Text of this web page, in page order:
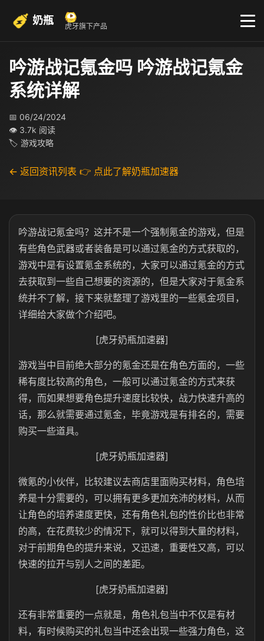
奶瓶 虎牙旗下产品
吟游战记氪金吗 吟游战记氪金
系统详解
📅 06/24/2024
👁 3.7k 阅读
🏷 游戏攻略
← 返回资讯列表 👉 点此了解奶瓶加速器
吟游战记氪金吗？这并不是一个强制氪金的游戏，但是
有些角色武器或者装备是可以通过氪金的方式获取的，
游戏中是有设置氪金系统的，大家可以通过氪金的方式
去获取到一些自己想要的资源的，但是大家对于氪金系
统并不了解，接下来就整理了游戏里的一些氪金项目，
详细给大家做个介绍吧。
[虎牙奶瓶加速器]
游戏当中目前绝大部分的氪金还是在角色方面的，一些
稀有度比较高的角色，一般可以通过氪金的方式来获
得，而如果想要角色提升速度比较快，战力快速升高的
话，那么就需要通过氪金，毕竟游戏是有排名的，需要
购买一些道具。
[虎牙奶瓶加速器]
微氪的小伙伴，比较建议去商店里面购买材料，角色培
养是十分需要的，可以拥有更多更加充沛的材料，从而
让角色的培养速度更快，还有角色礼包的性价比也非常
的高，在花费较少的情况下，就可以得到大量的材料，
对于前期角色的提升来说，又迅速，重要性又高，可以
快速的拉开与别人之间的差距。
[虎牙奶瓶加速器]
还有非常重要的一点就是，角色礼包当中不仅是有材
料，有时候购买的礼包当中还会出现一些强力角色，这